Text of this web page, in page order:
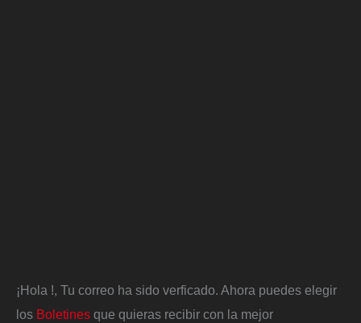
¡Hola !, Tu correo ha sido verficado. Ahora puedes elegir
los Boletines que quieras recibir con la mejor